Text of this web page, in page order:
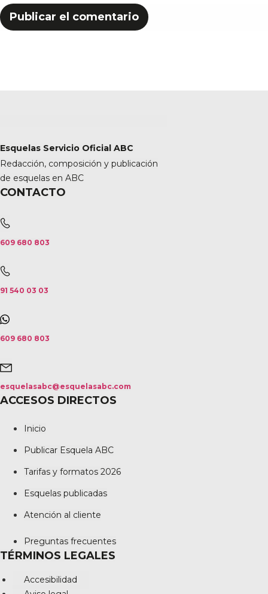
Esquelas Servicio Oficial ABC
Redacción, composición y publicación
de esquelas en ABC
CONTACTO
609 680 803
91 540 03 03
609 680 803
esquelasabc@esquelasabc.com
ACCESOS DIRECTOS
Inicio
Publicar Esquela ABC
Tarifas y formatos 2026
Esquelas publicadas
Atención al cliente
Preguntas frecuentes
TÉRMINOS LEGALES
Accesibilidad